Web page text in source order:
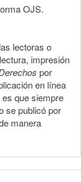
OJS.
lectoras o
impresión
por
en línea
que siempre
se publicó por
manera